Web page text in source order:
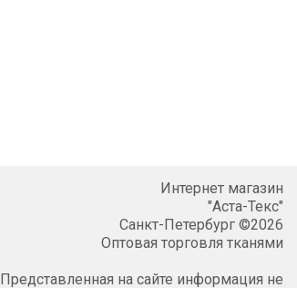
Интернет магазин
"Аста-Текс"
Санкт-Петербург ©2026
Оптовая торговля тканями
Представленная на сайте информация не